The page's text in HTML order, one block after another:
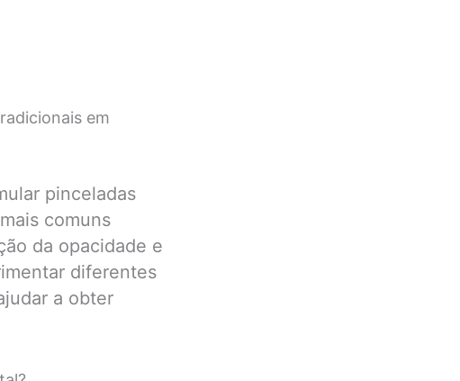
em
pinceladas
comuns
da opacidade e
diferentes
a obter